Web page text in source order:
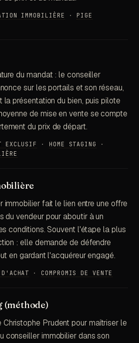
IMMOBILIÈRE · PIGE
du mandat : le conseiller
sur les portails et son réseau,
la présentation du bien, puis pilote
de mise en vente se compte
du prix de départ.
EXCLUSIF · HOME STAGING
·
immobilier fait le lien entre une offre
du vendeur pour aboutir à un
conditions. Souvent l'étape la plus
: elle demande de défendre
en gardant l'acquéreur engagé.
· COMPROMIS DE VENTE
(méthode)
Prudent pour maîtriser le
conseiller immobilier dans son